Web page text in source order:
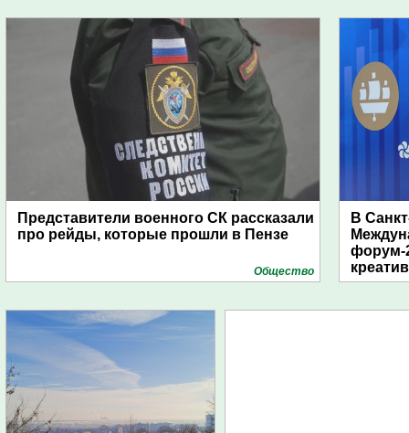
Представители военного СК рассказали
про рейды, которые прошли в Пензе
Общество
В
форум-